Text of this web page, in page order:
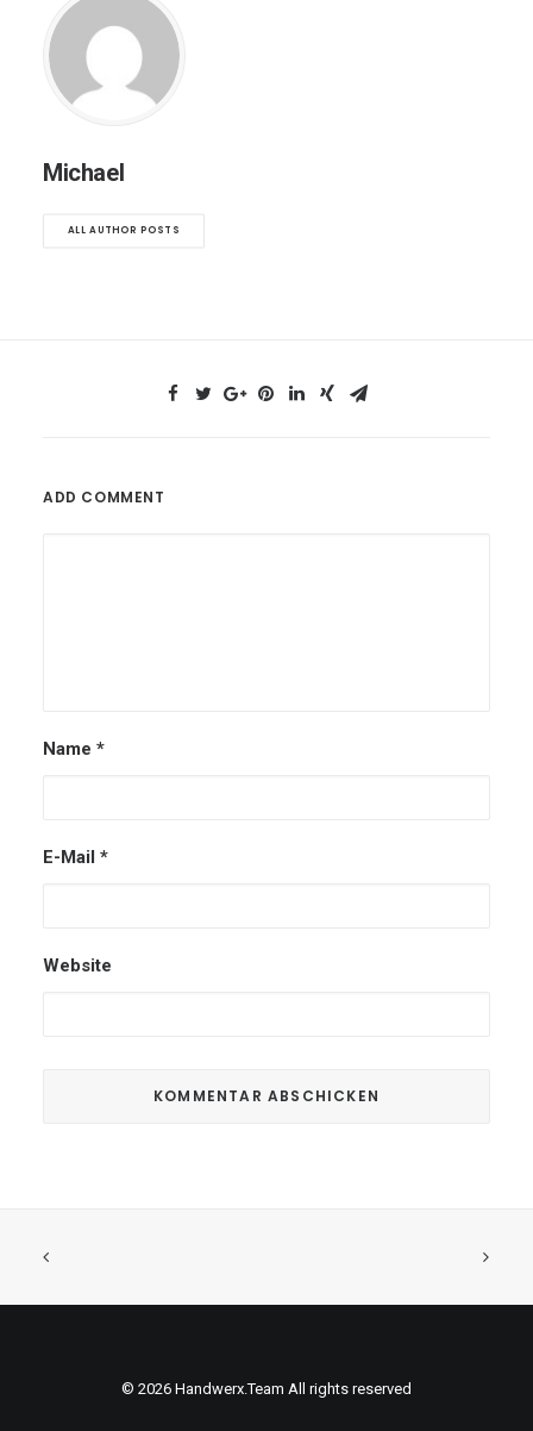
Michael
ALL AUTHOR POSTS
ADD COMMENT
Name *
E-Mail *
Website
© 2026 Handwerx.Team All rights reserved